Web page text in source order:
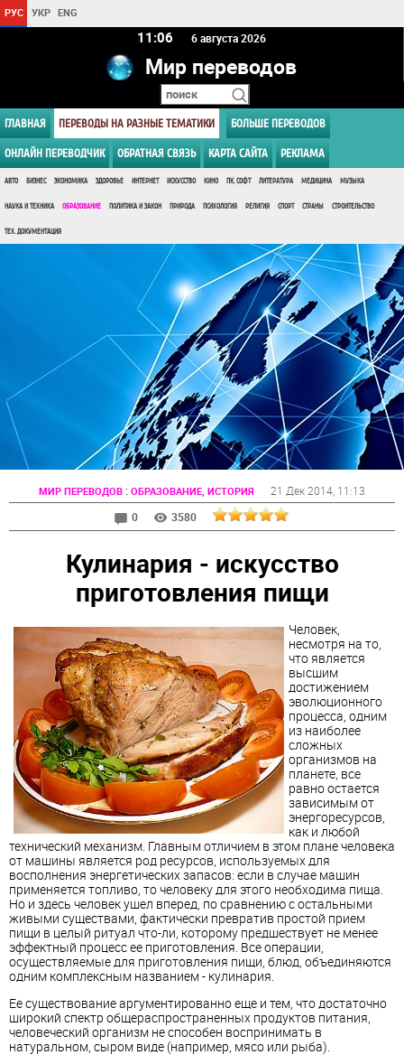
РУС УКР ENG
11 06 6 августа 2026
Мир переводов
ГЛАВНАЯ ПЕРЕВОДЫ НА РАЗНЫЕ ТЕМАТИКИ БОЛЬШЕ ПЕРЕВОДОВ
ОНЛАЙН ПЕРЕВОДЧИК ОБРАТНАЯ СВЯЗЬ КАРТА САЙТА РЕКЛАМА
АВТО БИЗНЕС ЭКОНОМИКА ЗДОРОВЬЕ ИНТЕРНЕТ ИСКУССТВО КИНО ПК, СОФТ ЛИТЕРАТУРА МЕДИЦИНА МУЗЫКА
НАУКА И ТЕХНИКА ОБРАЗОВАНИЕ ПОЛИТИКА И ЗАКОН ПРИРОДА ПСИХОЛОГИЯ РЕЛИГИЯ СПОРТ СТРАНЫ СТРОИТЕЛЬСТВО
ТЕХ. ДОКУМЕНТАЦИЯ
МИР ПЕРЕВОДОВ : ОБРАЗОВАНИЕ, ИСТОРИЯ 21 Дек 2014 , 11:13
0
3580
Кулинария - искусство
приготовления пищи
Человек,
несмотря на то,
что является
высшим
достижением
эволюционного
процесса, одним
из наиболее
сложных
организмов на
планете, все
равно остается
зависимым от
энергоресурсов,
как и любой
технический механизм. Главным отличием в этом плане человека
от машины является род ресурсов, используемых для
восполнения энергетических запасов: если в случае машин
применяется топливо, то человеку для этого необходима пища.
Но и здесь человек ушел вперед, по сравнению с остальными
живыми существами, фактически превратив простой прием
пищи в целый ритуал что-ли, которому предшествует не менее
эффектный процесс ее приготовления. Все операции,
осуществляемые для приготовления пищи, блюд, объединяются
одним комплексным названием - кулинария.
Ее существование аргументированно еще и тем, что достаточно
широкий спектр общераспространенных продуктов питания,
человеческий организм не способен воспринимать в
натуральном, сыром виде (например, мясо или рыба).